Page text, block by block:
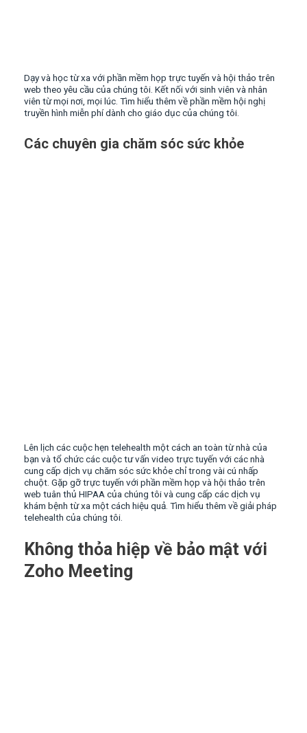
Dạy và học từ xa với phần mềm họp trực tuyến và hội thảo trên
web theo yêu cầu của chúng tôi. Kết nối với sinh viên và nhân
viên từ mọi nơi, mọi lúc. Tìm hiểu thêm về phần mềm hội nghị
truyền hình miễn phí dành cho giáo dục của chúng tôi.
Các chuyên gia chăm sóc sức khỏe
Lên lịch các cuộc hẹn telehealth một cách an toàn từ nhà của
bạn và tổ chức các cuộc tư vấn video trực tuyến với các nhà
cung cấp dịch vụ chăm sóc sức khỏe chỉ trong vài cú nhấp
chuột. Gặp gỡ trực tuyến với phần mềm họp và hội thảo trên
web tuân thủ HIPAA của chúng tôi và cung cấp các dịch vụ
khám bệnh từ xa một cách hiệu quả. Tìm hiểu thêm về giải pháp
telehealth của chúng tôi.
Không thỏa hiệp về bảo mật với
Zoho Meeting